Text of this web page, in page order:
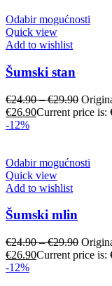
Odabir mogućnosti
Quick view
Add to wishlist
Šumski stan
€24.90–€29.90
€26.90Current price is:
-12%
Odabir mogućnosti
Quick view
Add to wishlist
Šumski mlin
€24.90–€29.90
€26.90Current price is:
-12%